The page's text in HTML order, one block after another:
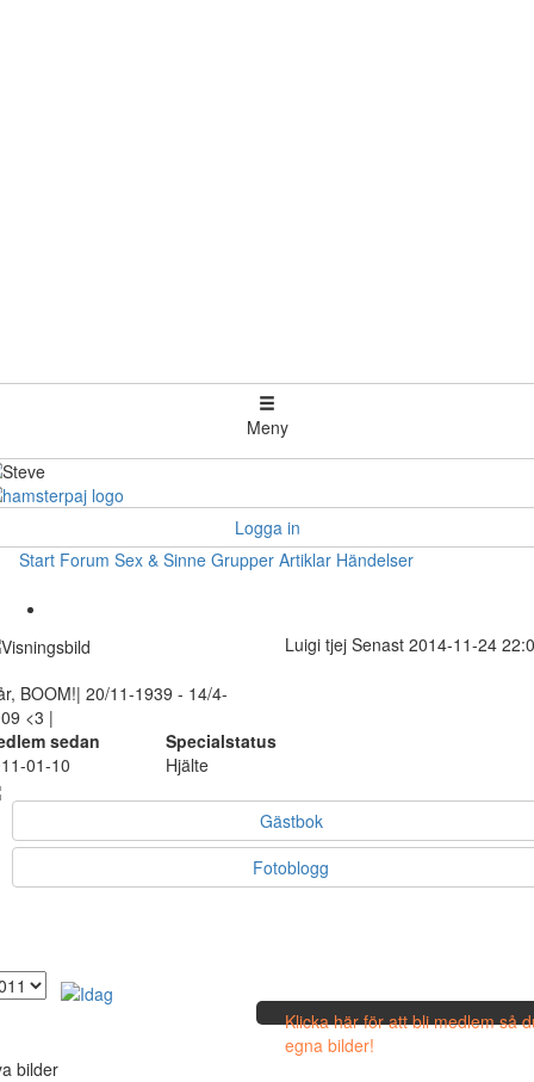
Meny
Logga in
Start Forum Sex & Sinne Grupper Artiklar Händelser
Luigi tjej Senast 2014-11-24
BOOM!| 20/11-1939 - 14/4-
<3 |
sedan
Specialstatus
01-10
Hjälte
Gästbok
Fotoblogg
Klicka här för att bli medlem så
egna bilder!
bilder